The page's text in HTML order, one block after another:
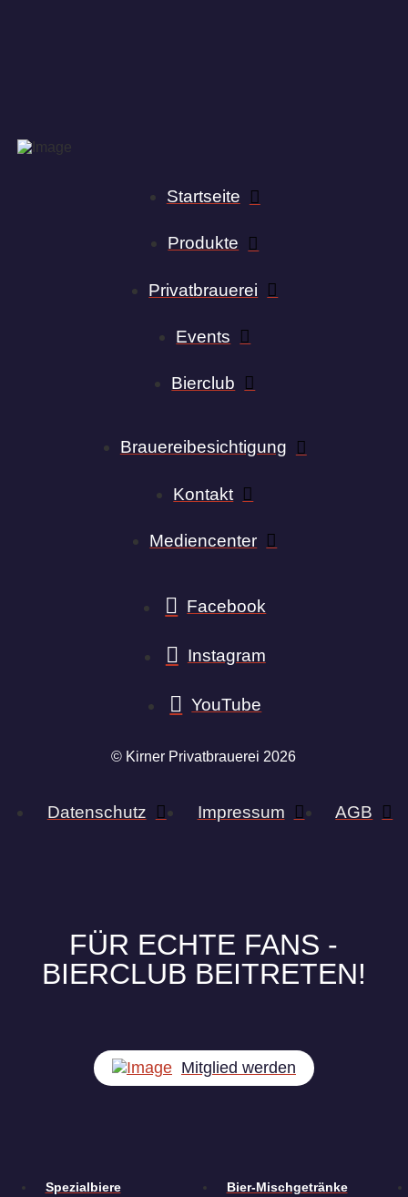
Startseite
Produkte
Privatbrauerei
Events
Bierclub
Brauereibesichtigung
Kontakt
Mediencenter
Facebook
Instagram
YouTube
© Kirner Privatbrauerei 2026
Datenschutz Impressum AGB
FÜR ECHTE FANS -
BIERCLUB BEITRETEN!
Mitglied werden
Spezialbiere Bier-Mischgetränke